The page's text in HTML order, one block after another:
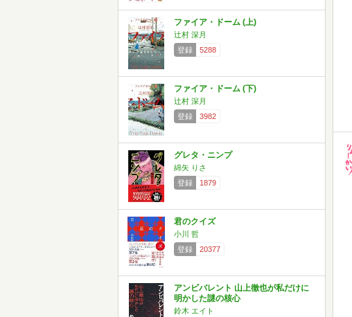
ファイア・ドーム (上)
辻村 深月
登録
5288
ファイア・ドーム (下)
辻村 深月
登録
3982
グレタ・ニンプ
綿矢 りさ
登録
1879
君のクイズ
小川 哲
登録
20377
アンビバレント 山上徹也が私だけに
明かした謎の核心
鈴木 エイト